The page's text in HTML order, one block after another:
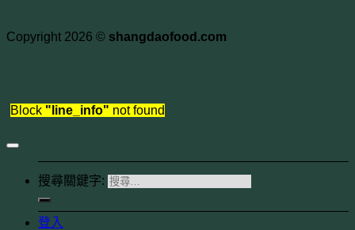
Copyright 2026 © shangdaofood.com
Block "line_info" not found
搜尋關鍵字:
登入